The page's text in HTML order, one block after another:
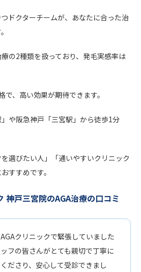
ドクターチームが、あなたに合った治
の2種類を扱っており、発毛実感率は
、高い効果が期待できます。
や阪急神戸「三宮駅」から徒歩1分
を選びたい人」「通いやすいクリニック
すすめです。
神戸三宮院のAGA治療の口コミ
クリニックで緊張していました
フの皆さんがとても親切で丁寧に
ださり、安心して受診できまし